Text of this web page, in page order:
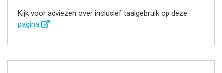
Kijk voor adviezen over inclusief taalgebruik op deze
pagina